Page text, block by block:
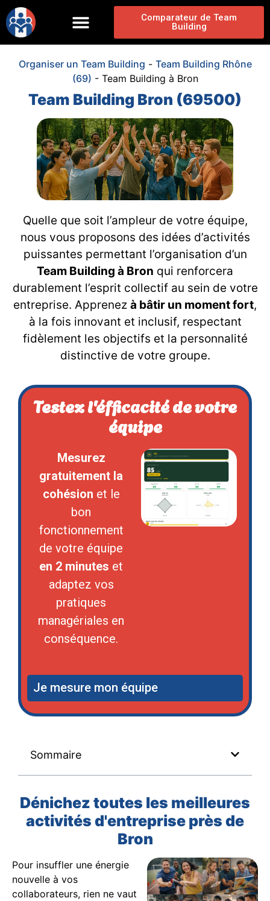
Comparateur de Team
Building
Organiser un Team Building - Team Building Rhône
(69) - Team Building à Bron
Team Building Bron (69500)
Quelle que soit l’ampleur de votre équipe,
nous vous proposons des idées d’activités
puissantes permettant l’organisation d’un
Team Building à Bron qui renforcera
durablement l’esprit collectif au sein de votre
entreprise. Apprenez à bâtir un moment fort,
à la fois innovant et inclusif, respectant
fidèlement les objectifs et la personnalité
distinctive de votre groupe.
Testez l'éfficacité de votre
équipe
Mesurez
gratuitement la
cohésion et le
bon
fonctionnement
de votre équipe
en 2 minutes et
adaptez vos
pratiques
managériales en
conséquence.
Je mesure mon équipe
Sommaire
Dénichez toutes les meilleures
activités d'entreprise près de
Bron
Pour insuffler une énergie
nouvelle à vos
collaborateurs, rien ne vaut